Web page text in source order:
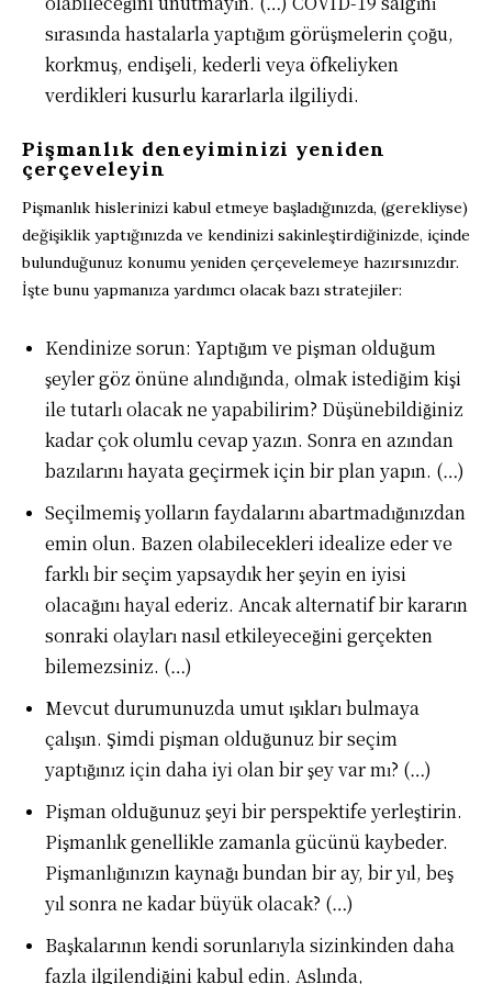
sırasında hastalarla yaptığım görüşmelerin çoğu,
korkmuş, endişeli, kederli veya öfkeliyken
verdikleri kusurlu kararlarla ilgiliydi.
Pişmanlık deneyiminizi yeniden
çerçeveleyin
Pişmanlık hislerinizi kabul etmeye başladığınızda, (gerekliyse)
değişiklik yaptığınızda ve kendinizi sakinleştirdiğinizde, içinde
bulunduğunuz konumu yeniden çerçevelemeye hazırsınızdır.
İşte bunu yapmanıza yardımcı olacak bazı stratejiler:
Kendinize sorun: Yaptığım ve pişman olduğum
şeyler göz önüne alındığında, olmak istediğim kişi
ile tutarlı olacak ne yapabilirim? Düşünebildiğiniz
kadar çok olumlu cevap yazın. Sonra en azından
bazılarını hayata geçirmek için bir plan yapın. (…)
Seçilmemiş yolların faydalarını abartmadığınızdan
emin olun. Bazen olabilecekleri idealize eder ve
farklı bir seçim yapsaydık her şeyin en iyisi
olacağını hayal ederiz. Ancak alternatif bir kararın
sonraki olayları nasıl etkileyeceğini gerçekten
bilemezsiniz. (…)
Mevcut durumunuzda umut ışıkları bulmaya
çalışın. Şimdi pişman olduğunuz bir seçim
yaptığınız için daha iyi olan bir şey var mı? (…)
Pişman olduğunuz şeyi bir perspektife yerleştirin.
Pişmanlık genellikle zamanla gücünü kaybeder.
Pişmanlığınızın kaynağı bundan bir ay, bir yıl, beş
yıl sonra ne kadar büyük olacak? (…)
Başkalarının kendi sorunlarıyla sizinkinden daha
fazla ilgilendiğini kabul edin. Aslında,